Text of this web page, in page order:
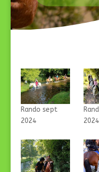
Rando sept
2024
2024